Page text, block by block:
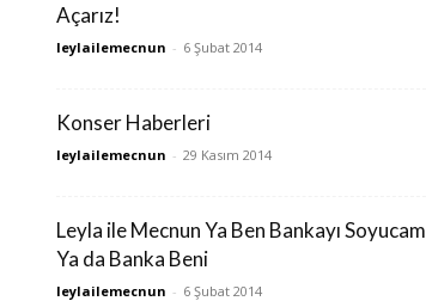
Açarız!
leylailemecnun - 6 Şubat 2014
Konser Haberleri
leylailemecnun - 29 Kasım 2014
Leyla ile Mecnun Ya Ben Bankayı Soyucam
Ya da Banka Beni
leylailemecnun - 6 Şubat 2014